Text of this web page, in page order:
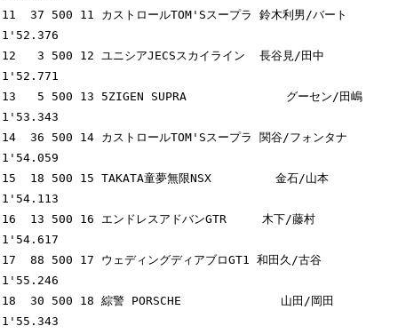
11  37 500 11 カストロールTOM'Sスープラ 鈴木利男/バート
1'52.376
12   3 500 12 ユニシアJECSスカイライン  長谷見/田中
1'52.771
13   5 500 13 5ZIGEN SUPRA              グーセン/田嶋
1'53.343
14  36 500 14 カストロールTOM'Sスープラ 関谷/フォンタナ
1'54.059
15  18 500 15 TAKATA童夢無限NSX         金石/山本
1'54.113
16  13 500 16 エンドレスアドバンGTR     木下/藤村
1'54.617
17  88 500 17 ウェディングディアブロGT1 和田久/古谷
1'55.246
18  30 500 18 綜警 PORSCHE              山田/岡田
1'55.343